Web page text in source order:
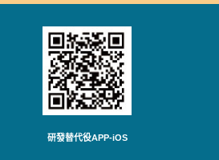
研發替代役APP-iOS